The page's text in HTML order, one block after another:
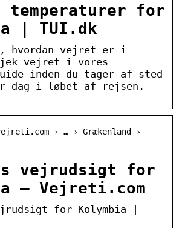
temperaturer for
| TUI.dk
hvordan vejret er i
vejret i vores
inden du tager af sted
dag i løbet af rejsen.
› … › Grækenland ›
vejrudsigt for
– Vejreti.com
for Kolymbia |